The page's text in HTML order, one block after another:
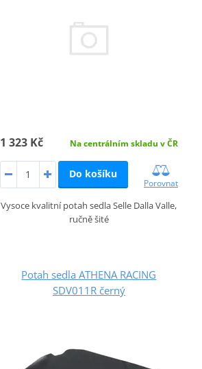
1 323 Kč Na centrálním skladu v ČR
Do košíku
Porovnat
Vysoce kvalitní potah sedla Selle Dalla Valle,
ručně šité
Potah sedla ATHENA RACING
SDV011R černý